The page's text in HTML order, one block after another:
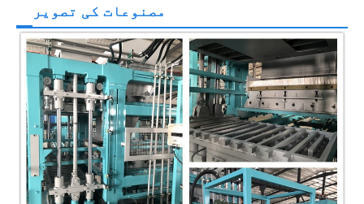
مصنوعات کی تصویر